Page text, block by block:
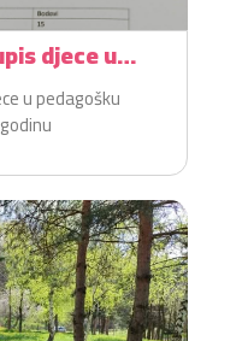
djece u
godinu
u pedagošku